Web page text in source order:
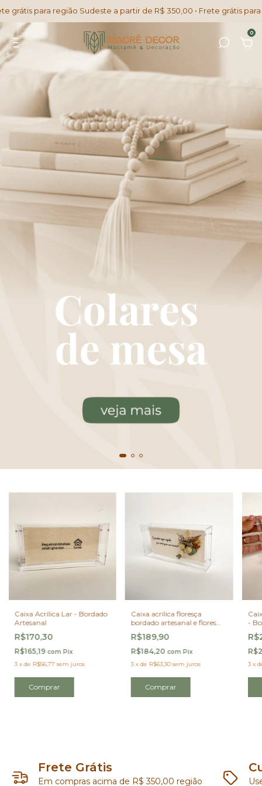
para região Sudeste a partir de R$ 350,00 • Frete grátis para
0
Caixa Acrílica Lar - Bordado
Artesanal
R$170,30
R$165,19 com Pix
3 xde R$56,77 sem juros
Caixa acrílica floresça
bordado artesanal e flores
desidratadas
R$189,90
R$184,20com Pix
3 xdeR$63,30 sem juros
Comprar
-
3 x
Frete Grátis
Em compras acima de R$ 350,00 região